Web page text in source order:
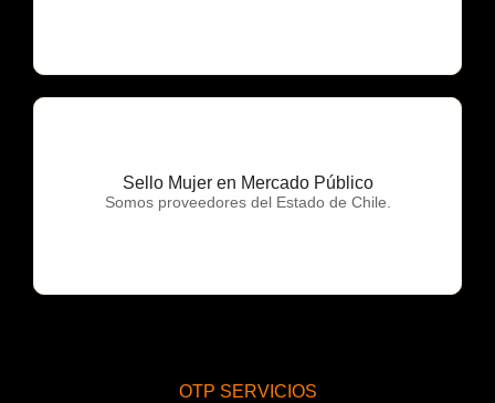
Sello Mujer en Mercado Público
Somos proveedores del Estado de Chile.
OTP Servicios
OTP SERVICIOS